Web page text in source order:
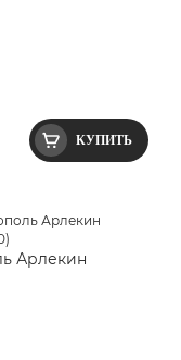
КУПИТЬ
Арлекин